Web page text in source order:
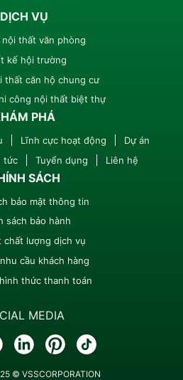
DỊCH VỤ
thất văn phòng
kế hội trường
thất căn hộ chung cư
công nội thất biệt thự
PHÁ
Lĩnh cực hoạt động
Dự án
tức Tuyển dụng Liên hệ
SÁCH
bảo mật thông tin
sách bảo hành
chất lượng dịch vụ
cầu khách hàng
thức thanh toán
MEDIA
© VSSCORPORATION